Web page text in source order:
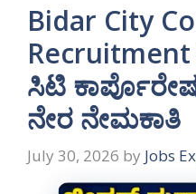
Bidar City
ಸಿಟಿ
ನೇರ ನೇಮಕಾತಿ
July 30, 2026 by Jobs